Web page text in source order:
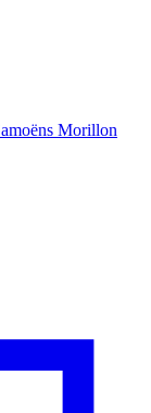
Morillon